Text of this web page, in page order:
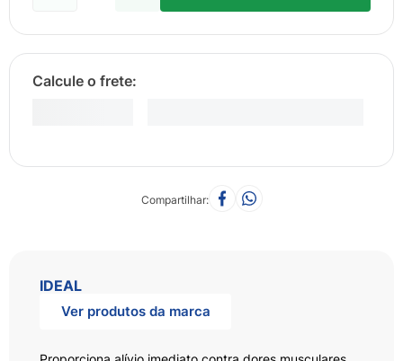
Compartilhar
IDEAL
Ver produtos da marca